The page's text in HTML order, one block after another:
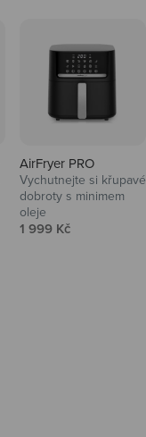
AirFryer PRO
Vychutnejte si křupavé
dobroty s minimem
oleje
Prodejní cena
1 999 Kč